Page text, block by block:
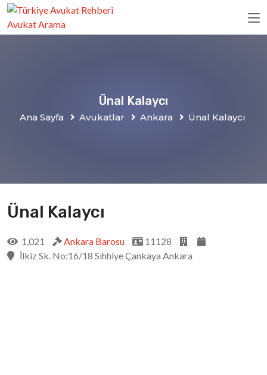
Ünal Kalaycı
Ana Sayfa Avukatlar Ankara Ünal Kalaycı
Ünal Kalaycı
1,021 Ankara Barosu
11128
İlkiz Sk. No:16/18 Sıhhiye Çankaya Ankara